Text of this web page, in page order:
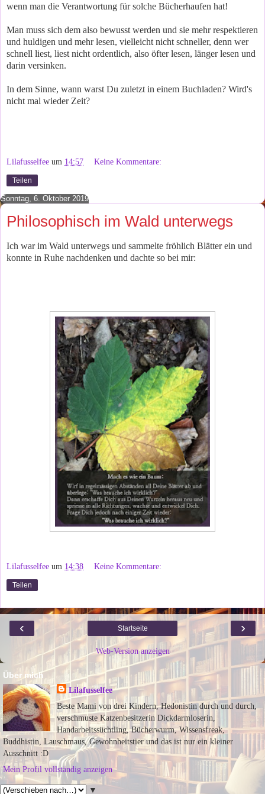
wenn man die Verantwortung für solche Bücherhaufen hat!
Man muss sich dem also bewusst werden und sie mehr respektieren
und huldigen und mehr lesen, vielleicht nicht schneller, denn wer
schnell liest, liest nicht ordentlich, also öfter lesen, länger lesen und
darin versinken.
In dem Sinne, wann warst Du zuletzt in einem Buchladen? Wird's
nicht mal wieder Zeit?
Lilafusselfee um 14:57 Keine Kommentare:
Teilen
Sonntag, 6. Oktober 2019
Philosophisch im Wald unterwegs
Ich war im Wald unterwegs und sammelte fröhlich Blätter ein und
konnte in Ruhe nachdenken und dachte so bei mir:
Lilafusselfee um 14:38 Keine Kommentare:
Teilen
‹ ›
Startseite
Web-Version anzeigen
Über mich
Lilafusselfee
Beste Mami von drei Kindern, Hedonistin durch und durch,
verschmuste Katzenbesitzerin Dickdarmloserin,
Handarbeitssüchtling, Bücherwurm, Wissensfreak,
Buddhistin, Lauschmaus, Gewohnheitstier und das ist nur ein kleiner
Ausschnitt :D
Mein Profil vollständig anzeigen
▼